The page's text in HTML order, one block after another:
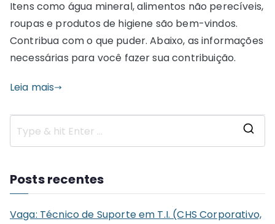
Itens como água mineral, alimentos não perecíveis,
roupas e produtos de higiene são bem-vindos.
Contribua com o que puder. Abaixo, as informações
necessárias para você fazer sua contribuição.
Leia mais
Posts recentes
Vaga: Técnico de Suporte em T.I. (CHS Corporativo,